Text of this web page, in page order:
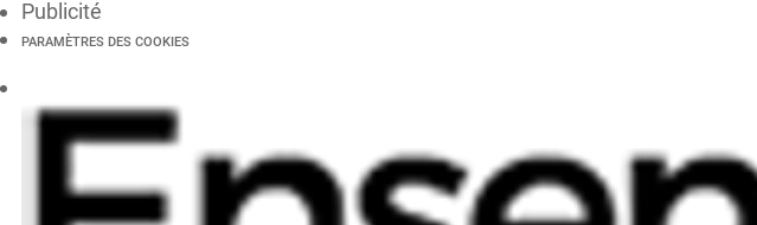
Publicité
PARAMÈTRES DES COOKIES